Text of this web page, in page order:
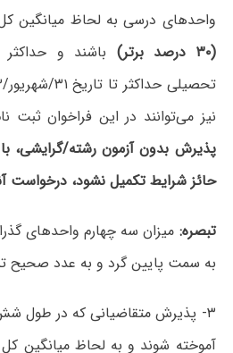
واحدهای درسی به لحاظ میانگین
(۳۰ درصد برتر)
باشند و
نیز می‌توانند در این فراخوان ثبت
حائز شرایط تکمیل نشود، درخواست
تبصره: میزان سه چهارم واحدهای
به سمت پایین گرد و به عدد صحیح
۳- پذیرش متقاضیانی که در طول
آموخته شوند و به لحاظ میانگین